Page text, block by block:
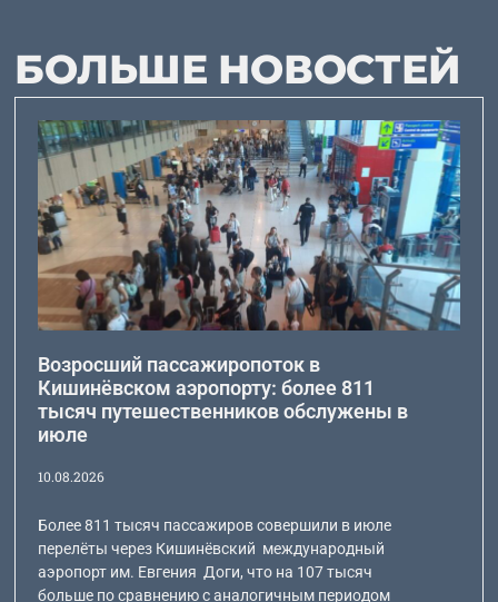
БОЛЬШЕ НОВОСТЕЙ
Возросший пассажиропоток в
Кишинёвском аэропорту: более 811
тысяч путешественников обслужены в
июле
10.08.2026
Более 811 тысяч пассажиров совершили в июле
перелёты через Кишинёвский международный
аэропорт им. Евгения Доги, что на 107 тысяч
больше по сравнению с аналогичным периодом